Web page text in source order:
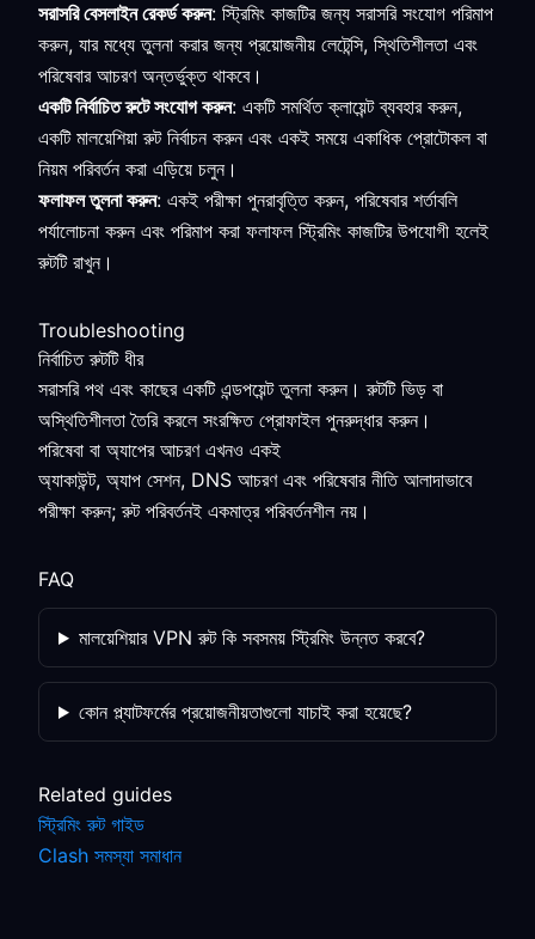
সরাসরি বেসলাইন রেকর্ড করুন: স্ট্রিমিং কাজটির জন্য সরাসরি সংযোগ পরিমাপ
করুন, যার মধ্যে তুলনা করার জন্য প্রয়োজনীয় লেটেন্সি, স্থিতিশীলতা এবং
পরিষেবার আচরণ অন্তর্ভুক্ত থাকবে।
একটি নির্বাচিত রুটে সংযোগ করুন: একটি সমর্থিত ক্লায়েন্ট ব্যবহার করুন,
একটি মালয়েশিয়া রুট নির্বাচন করুন এবং একই সময়ে একাধিক প্রোটোকল বা
নিয়ম পরিবর্তন করা এড়িয়ে চলুন।
ফলাফল তুলনা করুন: একই পরীক্ষা পুনরাবৃত্তি করুন, পরিষেবার শর্তাবলি
পর্যালোচনা করুন এবং পরিমাপ করা ফলাফল স্ট্রিমিং কাজটির উপযোগী হলেই
রুটটি রাখুন।
Troubleshooting
নির্বাচিত রুটটি ধীর
সরাসরি পথ এবং কাছের একটি এন্ডপয়েন্ট তুলনা করুন। রুটটি ভিড় বা
অস্থিতিশীলতা তৈরি করলে সংরক্ষিত প্রোফাইল পুনরুদ্ধার করুন।
পরিষেবা বা অ্যাপের আচরণ এখনও একই
অ্যাকাউন্ট, অ্যাপ সেশন, DNS আচরণ এবং পরিষেবার নীতি আলাদাভাবে
পরীক্ষা করুন; রুট পরিবর্তনই একমাত্র পরিবর্তনশীল নয়।
FAQ
মালয়েশিয়ার VPN রুট কি সবসময় স্ট্রিমিং উন্নত করবে?
কোন প্ল্যাটফর্মের প্রয়োজনীয়তাগুলো যাচাই করা হয়েছে?
Related guides
স্ট্রিমিং রুট গাইড
Clash সমস্যা সমাধান